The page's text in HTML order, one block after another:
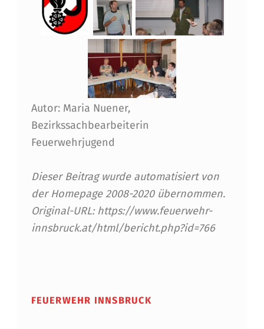
Autor: Maria Nuener,
Bezirkssachbearbeiterin
Feuerwehrjugend
Dieser Beitrag wurde automatisiert von
der Homepage 2008-2020 übernommen.
Original-URL: https://www.feuerwehr-
innsbruck.at/html/bericht.php?id=766
FEUERWEHR INNSBRUCK